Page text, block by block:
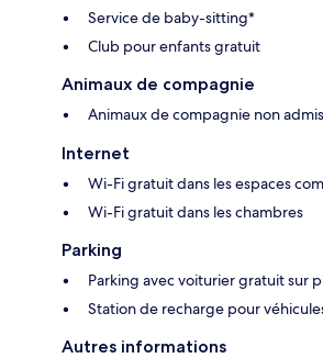
Service de baby-sitting*
Club pour enfants gratuit
Animaux de compagnie
Animaux de compagnie non admis
Internet
Wi-Fi gratuit dans les espaces
Wi-Fi gratuit dans les chambres
Parking
Parking avec voiturier gratuit sur
Station de recharge pour
Autres informations